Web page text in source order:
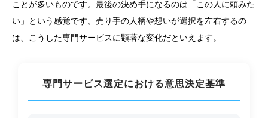
ことが多いものです。最後の決め手になるのは「この人に頼みた
い」という感覚です。売り手の人柄や想いが選択を左右するの
は、こうした専門サービスに顕著な変化だといえます。
専門サービス選定における意思決定基準